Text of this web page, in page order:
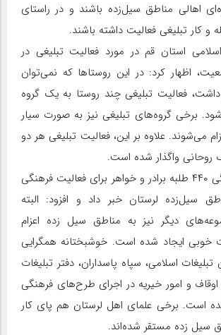
اهالی مناطق سیل‌زده باشند و در راستای
کار تبلیغی فعالیت داشته باشند.
استان قم در مورد فعالیت تبلیغی در
اظهار کرد: در این روستاها که نمی‌توان
فعالیت تبلیغی چند روستا به یک گروه
برخی گروه‌های تبلیغی نیز به صورت سیار
می‌شوند. علاوه بر این، فعالیت تبلیغی هر دو
روحانی واگذار شده است.
عزت‌زمانی از آمادگی ۴۴۰ طلبه برادر و خواهر برای فعالیت فرهنگی
سیل‌‌زده لرستان خبر داد و افزود: البته
دیگر نیز به مناطق سیل زده اعزام
خوبی ایجاد شده است. خوشبختانه همگرایی
اسلامی، سپاه پاسداران، دفتر تبلیغات
و امور خیریه در اجرای طرح‌های فرهنگی
است. برخی علمای اهل لرستان هم پای کار
سیل زده مستقر شده‌اند.